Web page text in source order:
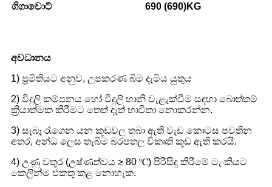
ගිගාවොට් 690 (690)KG
අවධානය
1) ප්‍රමිතියට අනුව, උපකරණ බිම දැමිය යුතුය
2) විදුලි කම්පනය හෝ විදුලි හානි වැළැක්වීම සඳහා බොත්තම්
ක්‍රියාත්මක කිරීමට තෙත් දෑත් භාවිතා නොකරන්න.
3) සැබෑ රැගෙන යන කූඩවල තබා ඇති වැඩ කොටස පවතින
අතර, අන්ධ ලෙස තැබීම බරපතල විකෘති කූඩ ඇති කරයි.
4) උණු වතුර (උෂ්ණත්වය ≥ 80 ℃) පිරිසිදු කිරීමේ ටැංකියට
කෙලින්ම එකතු කළ නොහැක.